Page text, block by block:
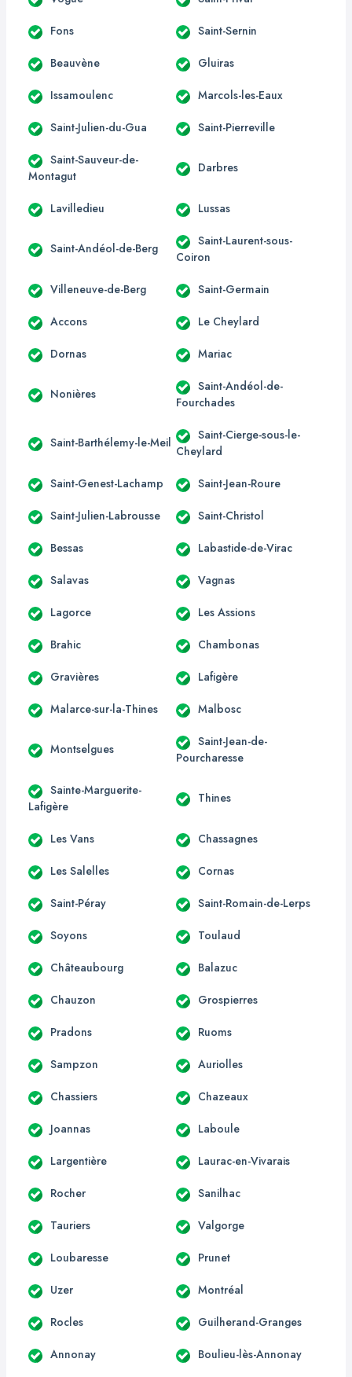
Fons Saint-Sernin
Beauvène Gluiras
Issamoulenc Marcols-les-Eaux
Saint-Julien-du-Gua Saint-Pierreville
Saint-Sauveur-de-
Montagut
Darbres
Lavilledieu Lussas
Saint-Andéol-de-Berg
Saint-Laurent-sous-
Coiron
Villeneuve-de-Berg Saint-Germain
Accons Le Cheylard
Dornas Mariac
Nonières
Saint-Andéol-de-
Fourchades
Saint-Barthélemy-le-Meil
Saint-Cierge-sous-le-
Cheylard
Saint-Genest-Lachamp Saint-Jean-Roure
Saint-Julien-Labrousse Saint-Christol
Bessas Labastide-de-Virac
Salavas Vagnas
Lagorce Les Assions
Brahic Chambonas
Gravières Lafigère
Malarce-sur-la-Thines Malbosc
Montselgues
Saint-Jean-de-
Pourcharesse
Sainte-Marguerite-
Lafigère
Thines
Les Vans Chassagnes
Les Salelles Cornas
Saint-Péray Saint-Romain-de-Lerps
Soyons Toulaud
Châteaubourg Balazuc
Chauzon Grospierres
Pradons Ruoms
Sampzon Auriolles
Chassiers Chazeaux
Joannas Laboule
Largentière Laurac-en-Vivarais
Rocher Sanilhac
Tauriers Valgorge
Loubaresse Prunet
Uzer Montréal
Rocles Guilherand-Granges
Annonay Boulieu-lès-Annonay